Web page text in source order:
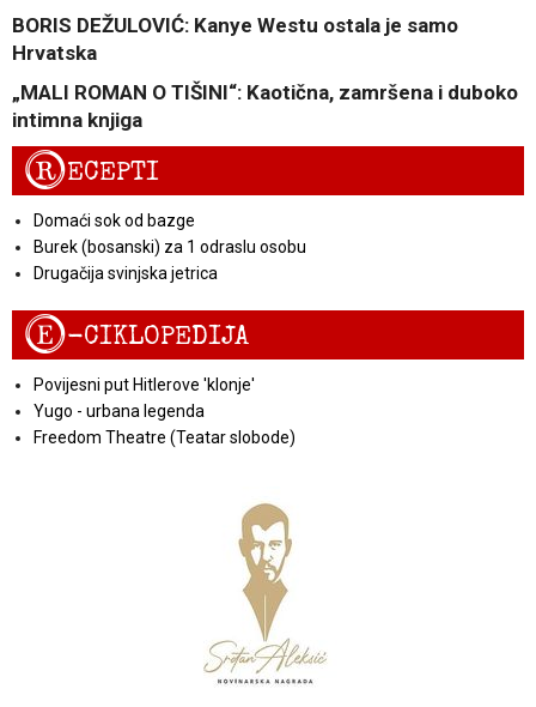
BORIS DEŽULOVIĆ: Kanye Westu ostala je samo
Hrvatska
„MALI ROMAN O TIŠINI“: Kaotična, zamršena i duboko
intimna knjiga
RECEPTI
Domaći sok od bazge
Burek (bosanski) za 1 odraslu osobu
Drugačija svinjska jetrica
E-CIKLOPEDIJA
Povijesni put Hitlerove 'klonje'
Yugo - urbana legenda
Freedom Theatre (Teatar slobode)